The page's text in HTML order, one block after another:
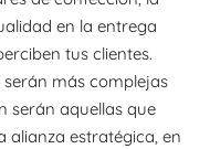
en la entrega
tus clientes.
más complejas
serán aquellas que
alianza estratégica, en